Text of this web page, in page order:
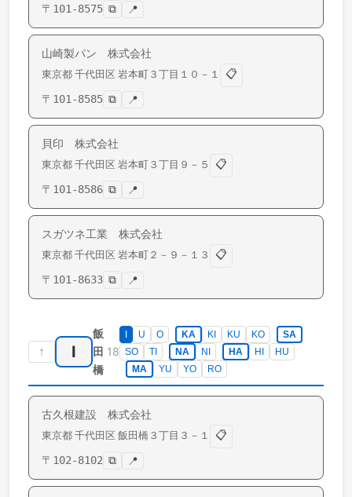
〒 101-8575 ⧉ 📍
山崎製パン 株式会社
東京都 千代田区 岩本町 ３丁目１０－１
📋
〒 101-8585 ⧉ 📍
貝印 株式会社
東京都 千代田区 岩本町 ３丁目９－５
📋
〒 101-8586 ⧉ 📍
スガツネ工業 株式会社
東京都 千代田区 岩本町 ２－９－１３
📋
〒 101-8633 ⧉ 📍
↑ I
飯
田
橋
18
I U O KA KI KU KO
SA
SO
TI NA NI HA HI
HU
MA
YU YO RO
古久根建設 株式会社
東京都 千代田区 飯田橋 ３丁目３－１
📋
〒 102-8102 ⧉ 📍